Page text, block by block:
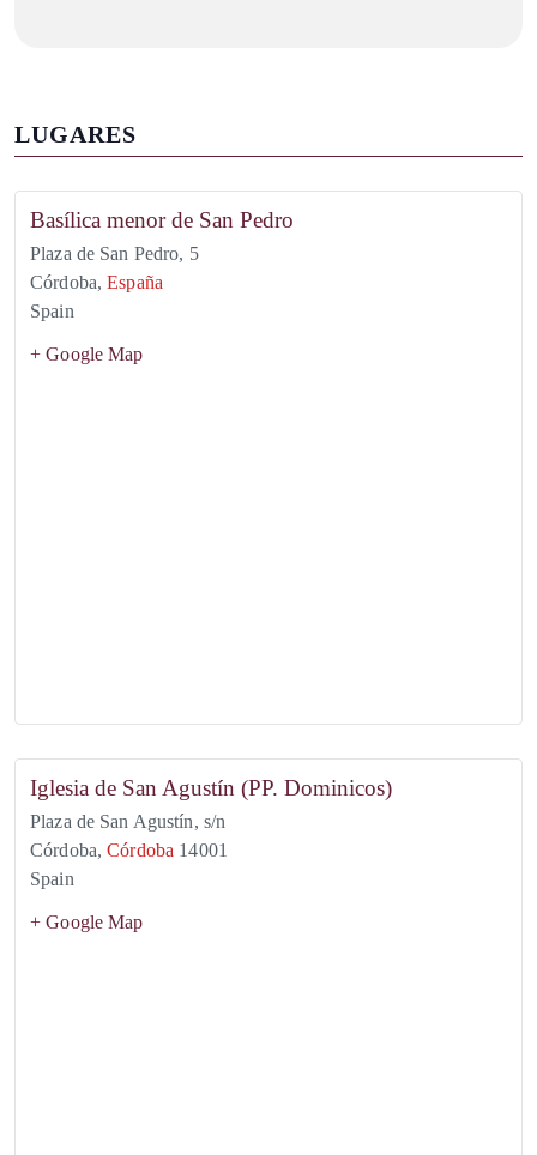
LUGARES
Basílica menor de San Pedro
Plaza de San Pedro, 5
Córdoba, España
Spain
+ Google Map
Iglesia de San Agustín (PP. Dominicos)
Plaza de San Agustín, s/n
Córdoba, Córdoba 14001
Spain
+ Google Map